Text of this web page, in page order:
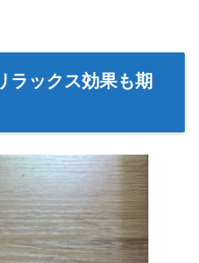
ラックス効果も期